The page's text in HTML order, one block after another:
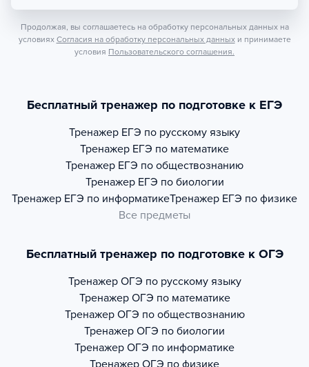
Продолжая, вы соглашаетесь на обработку персональных данных на
условиях Согласия на обработку персональных данных и принимаете
условия Пользовательского соглашения.
Бесплатный тренажер по подготовке к ЕГЭ
Тренажер ЕГЭ по русскому языку
Тренажер ЕГЭ по математике
Тренажер ЕГЭ по обществознанию
Тренажер ЕГЭ по биологии
Тренажер ЕГЭ по информатикеТренажер ЕГЭ по физике
Все предметы
Бесплатный тренажер по подготовке к ОГЭ
Тренажер ОГЭ по русскому языку
Тренажер ОГЭ по математике
Тренажер ОГЭ по обществознанию
Тренажер ОГЭ по биологии
Тренажер ОГЭ по информатике
Тренажер ОГЭ по физике